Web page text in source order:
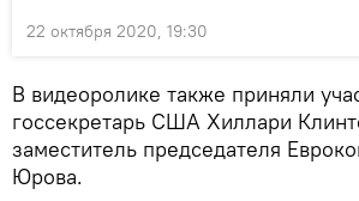
22 октября 2020, 19:30
В видеоролике также приняли
госсекретарь США Хиллари
заместитель председателя
Юрова.